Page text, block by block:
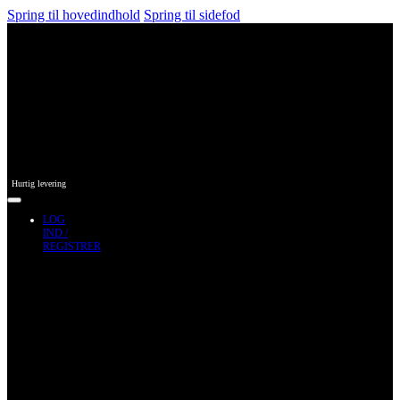
Spring til hovedindhold Spring til sidefod
Hurtig levering
LOG
IND /
REGISTRER